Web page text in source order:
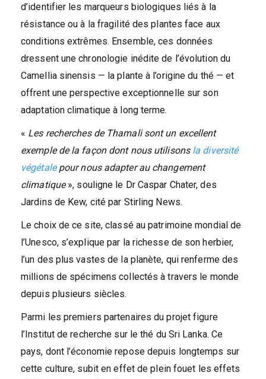
d’identifier les marqueurs biologiques liés à la
résistance ou à la fragilité des plantes face aux
conditions extrêmes. Ensemble, ces données
dressent une chronologie inédite de l’évolution du
Camellia sinensis — la plante à l’origine du thé — et
offrent une perspective exceptionnelle sur son
adaptation climatique à long terme.
« Les recherches de Thamali sont un excellent
exemple de la façon dont nous utilisons la diversité
végétalepour nous adapter au changement
climatique», souligne le Dr Caspar Chater, des
Jardins de Kew, cité par Stirling News.
Le choix de ce site, classé au patrimoine mondial de
l’Unesco, s’explique par la richesse de son herbier,
l’un des plus vastes de la planète, qui renferme des
millions de spécimens collectés à travers le monde
depuis plusieurs siècles.
Parmi les premiers partenaires du projet figure
l’Institut de recherche sur le thé du Sri Lanka. Ce
pays, dont l’économie repose depuis longtemps sur
cette culture, subit en effet de plein fouet les effets